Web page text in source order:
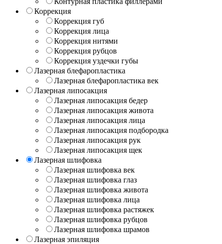
Коррекция
Коррекция губ
Коррекция лица
Коррекция нитями
Коррекция рубцов
Коррекция уздечки губы
Лазерная блефаропластика
Лазерная блефаропластика век
Лазерная липосакция
Лазерная липосакция бедер
Лазерная липосакция живота
Лазерная липосакция лица
Лазерная липосакция подбородка
Лазерная липосакция рук
Лазерная липосакция щек
Лазерная шлифовка
Лазерная шлифовка век
Лазерная шлифовка глаз
Лазерная шлифовка живота
Лазерная шлифовка лица
Лазерная шлифовка растяжек
Лазерная шлифовка рубцов
Лазерная шлифовка шрамов
Лазерная эпиляция